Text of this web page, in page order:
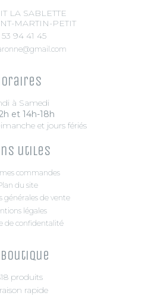
LA SABLETTE
MARTIN-PETIT
94 41 45
à Samedi
et 14h-18h
et jours fériés
utiles
commandes
du site
générales de vente
légales
de confidentalité
boutique
produits
rapide